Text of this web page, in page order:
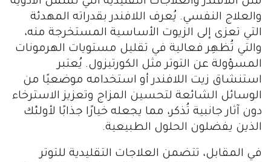
والعلاج النفسي. يُعرف اللافندر بقدراته المهدئة
التي تعزى إلى الزيوت الأساسية المستخرجة منه،
والتي تُظهِر فعالية في تقليل مستويات الهرمونات
المسؤولة عن التوتر مثل الكورتيزول. يُعتبر
استنشاق زيت اللافندر أو استخدامه موضعيًا من
الوسائل الشائعة لتحسين المزاج وتعزيز الاسترخاء
دون آثار جانبية تُذكر، مما يجعله خيارًا جذابًا لأولئك
الذين يفضلون الحلول الطبيعية.
في المقابل، تتضمن العلاجات التقليدية للتوتر